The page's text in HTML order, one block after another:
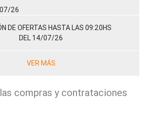
26
DE OFERTAS HASTA LAS 09:20HS
DEL 14/07/26
VER MÁS
compras y contrataciones